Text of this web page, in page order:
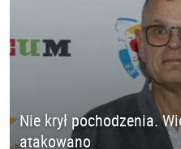
Nie krył pochodzenia.
atakowano